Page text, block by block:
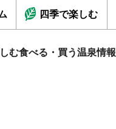
四季で楽しむ
む食べる・買う温泉情報